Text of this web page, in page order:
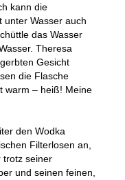
kann die
unter Wasser auch
das Wasser
Theresa
Gesicht
die Flasche
warm – heiß! Meine
den Wodka
Filterlosen an,
trotz seiner
und seinen feinen,